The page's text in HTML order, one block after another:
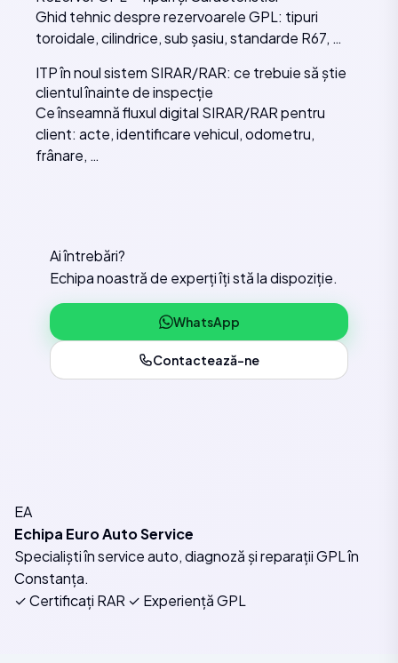
Ghid tehnic despre rezervoarele GPL: tipuri
toroidale, cilindrice, sub șasiu, standarde R67, …
ITP în noul sistem SIRAR/RAR: ce trebuie să știe
clientul înainte de inspecție
Ce înseamnă fluxul digital SIRAR/RAR pentru
client: acte, identificare vehicul, odometru,
frânare, …
Ai întrebări?
Echipa noastră de experți îți stă la dispoziție.
WhatsApp
Contactează-ne
EA
Echipa Euro Auto Service
Specialiști în service auto, diagnoză și reparații GPL în
Constanța.
✓ Certificați RAR ✓ Experiență GPL